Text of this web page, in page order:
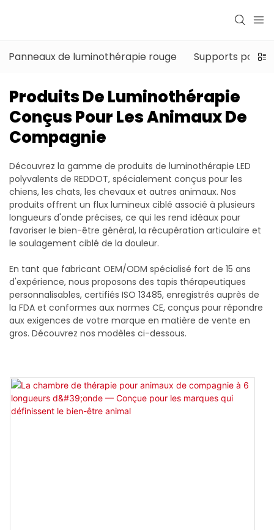
Panneaux de luminothérapie rouge Supports pour
Produits De Luminothérapie
Conçus Pour Les Animaux De
Compagnie
Découvrez la gamme de produits de luminothérapie LED
polyvalents de REDDOT, spécialement conçus pour les
chiens, les chats, les chevaux et autres animaux. Nos
produits offrent un flux lumineux ciblé associé à plusieurs
longueurs d'onde précises, ce qui les rend idéaux pour
favoriser le bien-être général, la récupération articulaire et
le soulagement ciblé de la douleur.
En tant que fabricant OEM/ODM spécialisé fort de 15 ans
d'expérience, nous proposons des tapis thérapeutiques
personnalisables, certifiés ISO 13485, enregistrés auprès de
la FDA et conformes aux normes CE, conçus pour répondre
aux exigences de votre marque en matière de vente en
gros. Découvrez nos modèles ci-dessous.